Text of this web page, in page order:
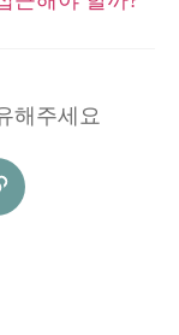
해주세요